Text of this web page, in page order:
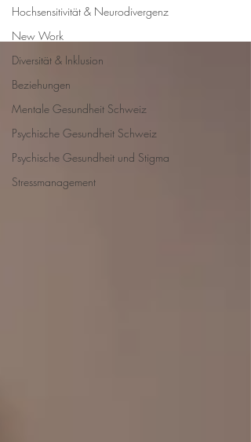
Hochsensitivität & Neurodivergenz
New Work
Diversität & Inklusion
Beziehungen
Mentale Gesundheit Schweiz
Psychische Gesundheit Schweiz
Psychische Gesundheit und Stigma
Stressmanagement